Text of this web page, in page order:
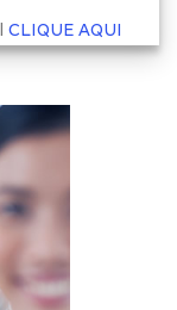
CLIQUE AQUI